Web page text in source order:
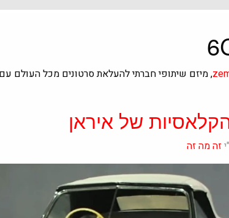
, מיזם שיתופי חברתי להעלאת סרטונים מכל העולם
הקלאסיות של איראן
זה מה זה